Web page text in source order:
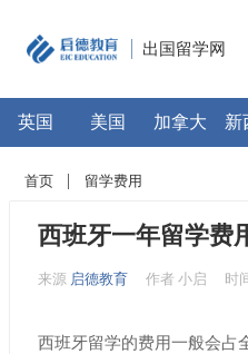
出国留学网
英国 美国 加拿大 新
首页 留学费用
西班牙一年留学费
来源 启德教育 作者 小启 时
西班牙留学的费用一般会占